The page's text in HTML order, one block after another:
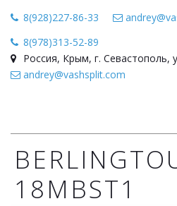
8(928)227-86-33
8(978)313-52-89
Россия, Крым, г. Севастополь,
andrey@vashsplit.com
18MBST1